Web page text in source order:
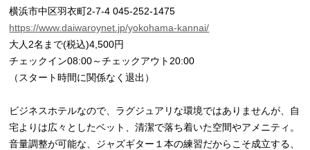
横浜市中区羽衣町2-7-4 045-252-1475
https://www.daiwaroynet.jp/yokohama-kannai/
大人2名まで(税込)4,500円
チェックイン08:00～チェックアウト20:00
（スタート時間に関係なく退出）
ビジネスホテルなので、ラグジュアリな環境ではありませんが、自
宅よりは広々としたベット、清潔で落ち着いた空間やアメニティ。
音量調整が可能な、ジャズギター１本の練習だからこそ成立する、